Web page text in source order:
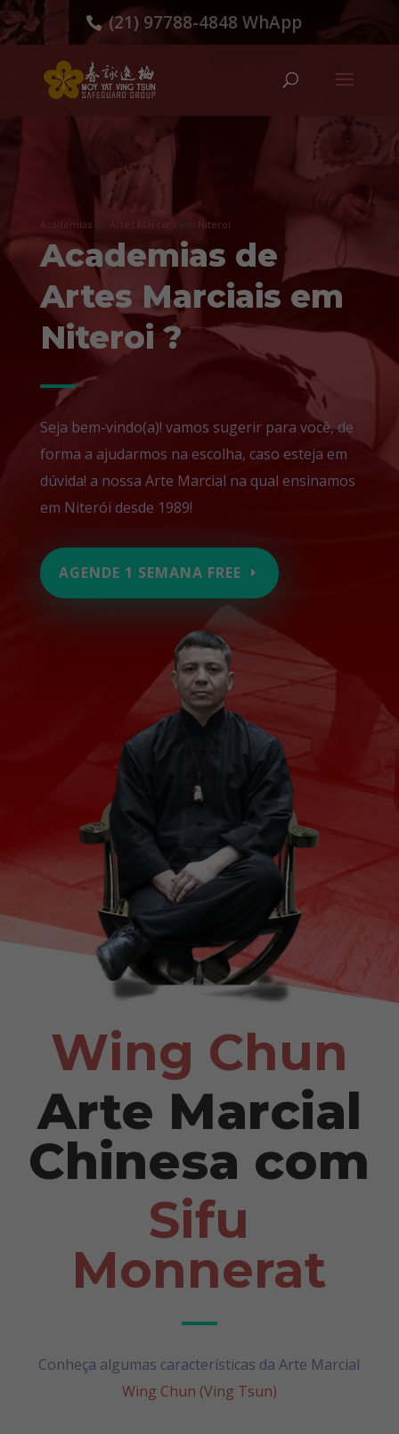
(21) 97788-4848 WhApp
Academiasde Artes Marciaisem Niteroi
Academias de
Artes Marciais em
Niteroi ?
Seja bem-vindo(a)! vamos sugerir para você, de
forma a ajudarmos na escolha, caso esteja em
dúvida! a nossa Arte Marcial na qual ensinamos
em Niterói desde 1989!
AGENDE 1 SEMANA FREE
Wing Chun
Arte Marcial
Chinesa com
Sifu
Monnerat
Conheça algumas características da Arte Marcial
Wing Chun (Ving Tsun)